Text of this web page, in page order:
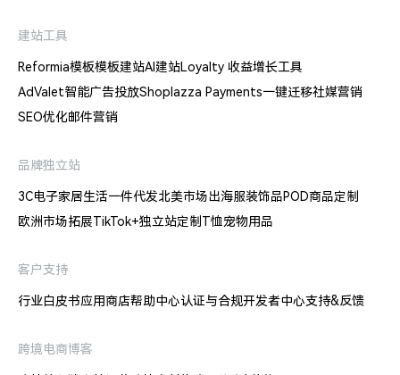
建站工具
Reformia模板模板建站AI建站Loyalty 收益增长工具
AdValet智能广告投放Shoplazza Payments一键迁移社媒营销
SEO优化邮件营销
品牌独立站
3C电子家居生活一件代发北美市场出海服装饰品POD商品定制
欧洲市场拓展TikTok+独立站定制T恤宠物用品
客户支持
行业白皮书应用商店帮助中心认证与合规开发者中心支持&反馈
跨境电商博客